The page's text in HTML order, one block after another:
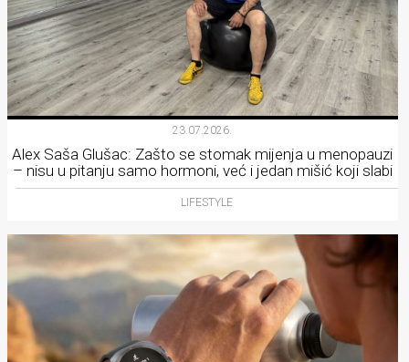
23.07.2026.
Alex Saša Glušac: Zašto se stomak mijenja u menopauzi
– nisu u pitanju samo hormoni, već i jedan mišić koji slabi
LIFESTYLE